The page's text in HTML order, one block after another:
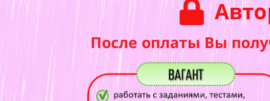
После оплаты Вы